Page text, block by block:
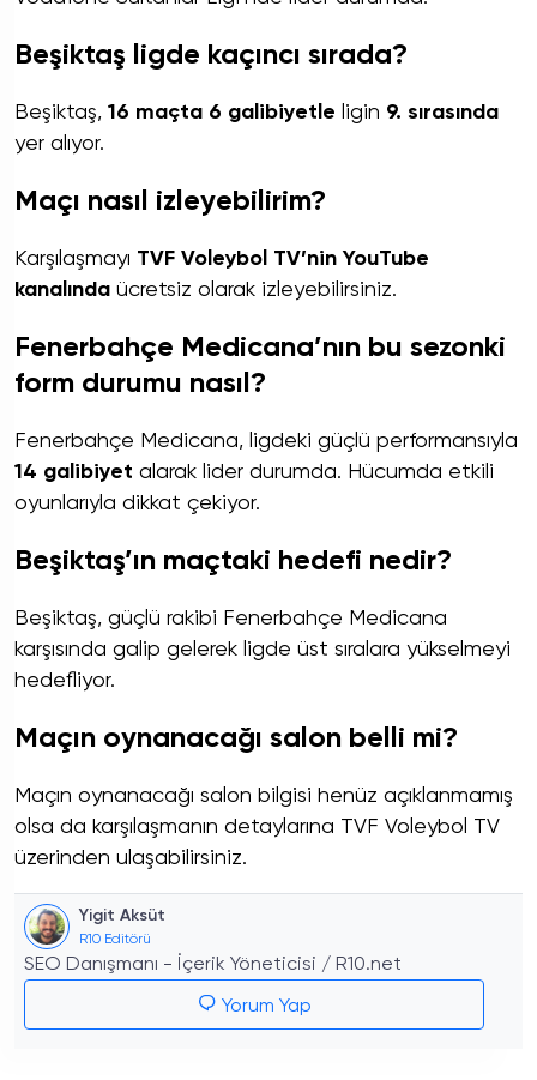
Beşiktaş ligde kaçıncı sırada?
Beşiktaş, 16 maçta 6 galibiyetle ligin 9. sırasında
yer alıyor.
Maçı nasıl izleyebilirim?
Karşılaşmayı TVF Voleybol TV’nin YouTube
kanalında ücretsiz olarak izleyebilirsiniz.
Fenerbahçe Medicana’nın bu sezonki
form durumu nasıl?
Fenerbahçe Medicana, ligdeki güçlü performansıyla
14 galibiyet alarak lider durumda. Hücumda etkili
oyunlarıyla dikkat çekiyor.
Beşiktaş’ın maçtaki hedefi nedir?
Beşiktaş, güçlü rakibi Fenerbahçe Medicana
karşısında galip gelerek ligde üst sıralara yükselmeyi
hedefliyor.
Maçın oynanacağı salon belli mi?
Maçın oynanacağı salon bilgisi henüz açıklanmamış
olsa da karşılaşmanın detaylarına TVF Voleybol TV
üzerinden ulaşabilirsiniz.
Yigit Aksüt
R10 Editörü
SEO Danışmanı - İçerik Yöneticisi / R10.net
Yorum Yap